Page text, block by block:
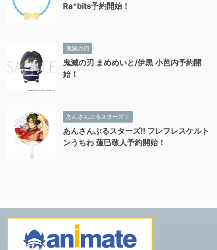
Ra*bits予約開始！
鬼滅の刃
鬼滅の刃 まめめいと/伊黒 小芭内予約開
始！
あんさんぶるスターズ！
あんさんぶるスターズ!! フレフレスケルト
ンうちわ 蓮巳敬人予約開始！